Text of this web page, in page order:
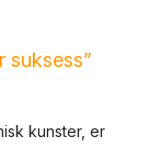
suksess”
kunster, er